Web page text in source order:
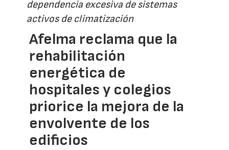
dependencia excesiva de sistemas
activos de climatización
Afelma reclama que la
rehabilitación
energética de
hospitales y colegios
priorice la mejora de la
envolvente de los
edificios